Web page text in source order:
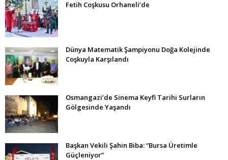
Fetih Coşkusu Orhaneli’de
Dünya Matematik Şampiyonu Doğa Kolejinde
Coşkuyla Karşılandı
Osmangazi’de Sinema Keyfi Tarihi Surların
Gölgesinde Yaşandı
Başkan Vekili Şahin Biba: “Bursa Üretimle
Güçleniyor”